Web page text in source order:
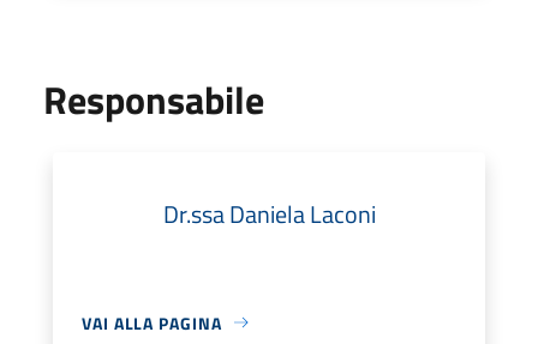
Responsabile
Dr.ssa Daniela Laconi
VAI ALLA PAGINA